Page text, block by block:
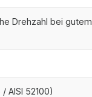
Drehzahl bei gutem
AISI 52100)